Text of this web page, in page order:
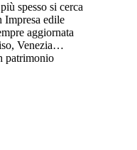
spesso si cerca
Impresa edile
aggiornata
Venezia…
patrimonio